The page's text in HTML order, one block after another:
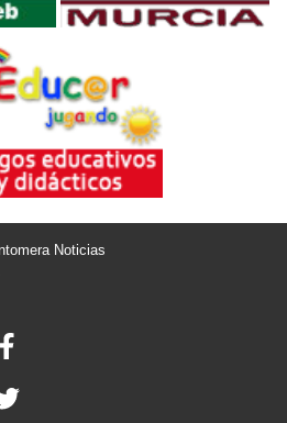
Noticias